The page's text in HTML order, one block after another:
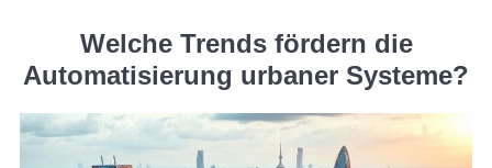
Welche Trends fördern die
Automatisierung urbaner Systeme?